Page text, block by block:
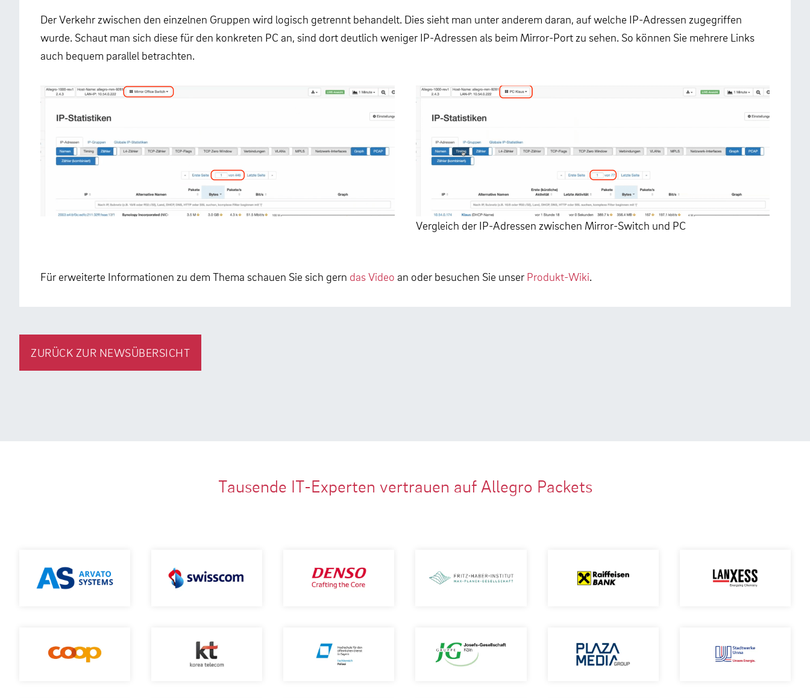
Der Verkehr zwischen den einzelnen Gruppen wird logisch getrennt behandelt. Dies sieht man unter anderem daran, auf welche IP-Adressen zugegriffen
wurde. Schaut man sich diese für den konkreten PC an, sind dort deutlich weniger IP-Adressen als beim Mirror-Port zu sehen. So können Sie mehrere Links
auch bequem parallel betrachten.
Vergleich der IP-Adressen zwischen Mirror-Switch und PC
Für erweiterte Informationen zu dem Thema schauen Sie sich gern das Video an oder besuchen Sie unser Produkt-Wiki
ZURÜCK ZUR NEWSÜBERSICHT
Tausende IT-Experten vertrauen auf Allegro Packets